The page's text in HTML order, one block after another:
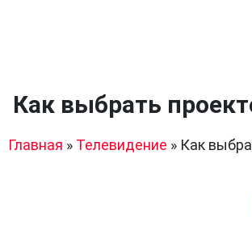
Как выбрать
Главная » Телевидение » Как